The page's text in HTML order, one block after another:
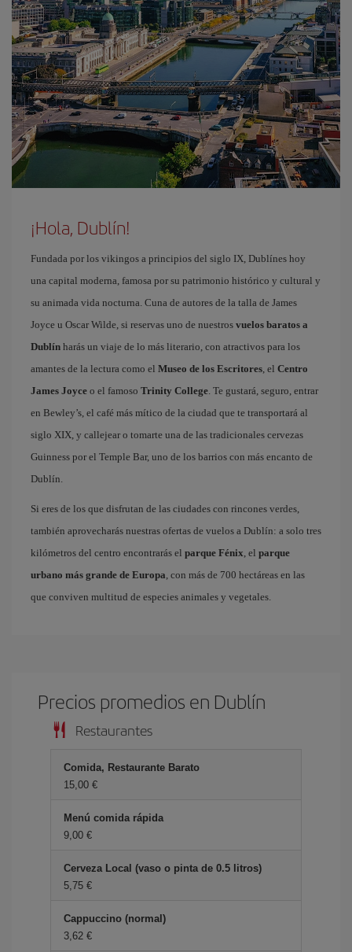
¡Hola, Dublín!
Fundada por los vikingos a principios del siglo IX, Dublínes hoy
una capital moderna, famosa por su patrimonio histórico y cultural y
su animada vida nocturna. Cuna de autores de la talla de James
Joyce u Oscar Wilde, si reservas uno de nuestros vuelos baratos a
Dublín harás un viaje de lo más literario, con atractivos para los
amantes de la lectura como el Museo de los Escritores, el Centro
James Joyce o el famoso Trinity College. Te gustará, seguro, entrar
en Bewley’s, el café más mítico de la ciudad que te transportará al
siglo XIX, y callejear o tomarte una de las tradicionales cervezas
Guinness por el Temple Bar, uno de los barrios con más encanto de
Dublín.
Si eres de los que disfrutan de las ciudades con rincones verdes,
también aprovecharás nuestras ofertas de vuelos a Dublín: a solo tres
kilómetros del centro encontrarás el parque Fénix, el parque
urbano más grande de Europa, con más de 700 hectáreas en las
que conviven multitud de especies animales y vegetales.
Precios promedios en Dublín
Restaurantes
Comida, Restaurante Barato
15,00 €
Menú comida rápida
9,00 €
Cerveza Local (vaso o pinta de 0.5 litros)
5,75 €
Cappuccino (normal)
3,62 €